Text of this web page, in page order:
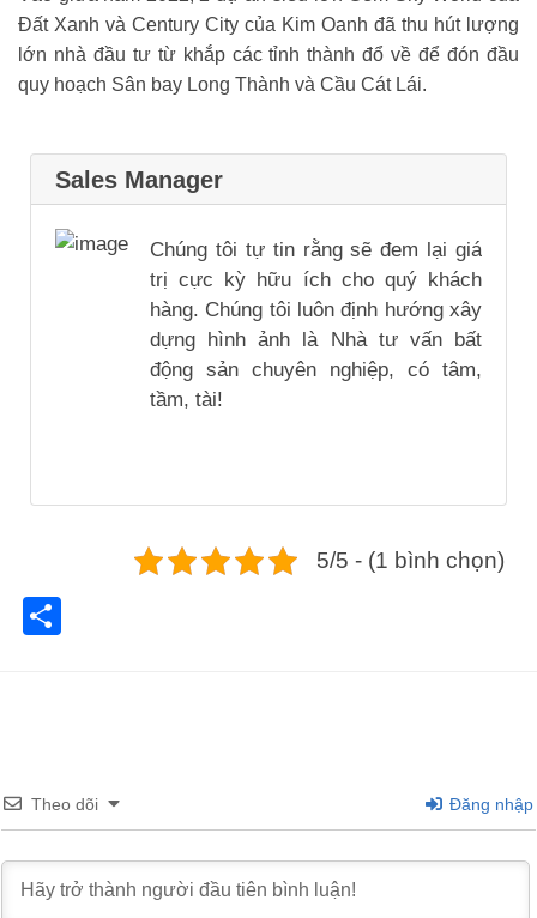
Đất Xanh và Century City của Kim Oanh đã thu hút lượng
lớn nhà đầu tư từ khắp các tỉnh thành đổ về để đón đầu
quy hoạch Sân bay Long Thành và Cầu Cát Lái.
Sales Manager
Chúng tôi tự tin rằng sẽ đem lại giá
trị cực kỳ hữu ích cho quý khách
hàng. Chúng tôi luôn định hướng xây
dựng hình ảnh là Nhà tư vấn bất
động sản chuyên nghiệp, có tâm,
tầm, tài!
5/5 - (1 bình chọn)
Theo dõi Đăng nhập